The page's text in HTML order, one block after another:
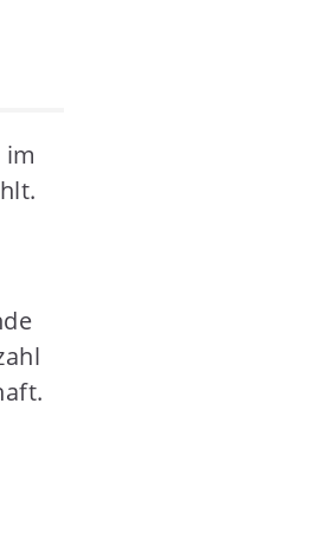
im